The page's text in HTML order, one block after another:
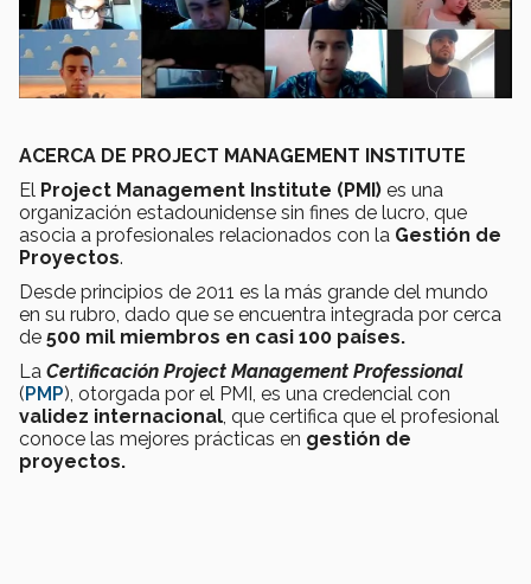
ACERCA DE PROJECT MANAGEMENT INSTITUTE
El Project Management Institute (PMI) es una
organización estadounidense sin fines de lucro, que
asocia a profesionales relacionados con la Gestión de
Proyectos.
Desde principios de 2011 es la más grande del mundo
en su rubro, dado que se encuentra integrada por cerca
de 500 mil miembros en casi 100 países.
La Certificación Project Management Professional
(PMP), otorgada por el PMI, es una credencial con
validez internacional, que certifica que el profesional
conoce las mejores prácticas en gestión de
proyectos.